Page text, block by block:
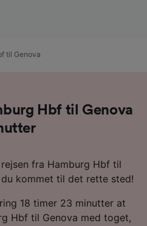
til Genova
Hbf til Genova
fra Hamburg Hbf til
kommet til det rette sted!
18 timer 23 minutter at
Hbf til Genova med toget,